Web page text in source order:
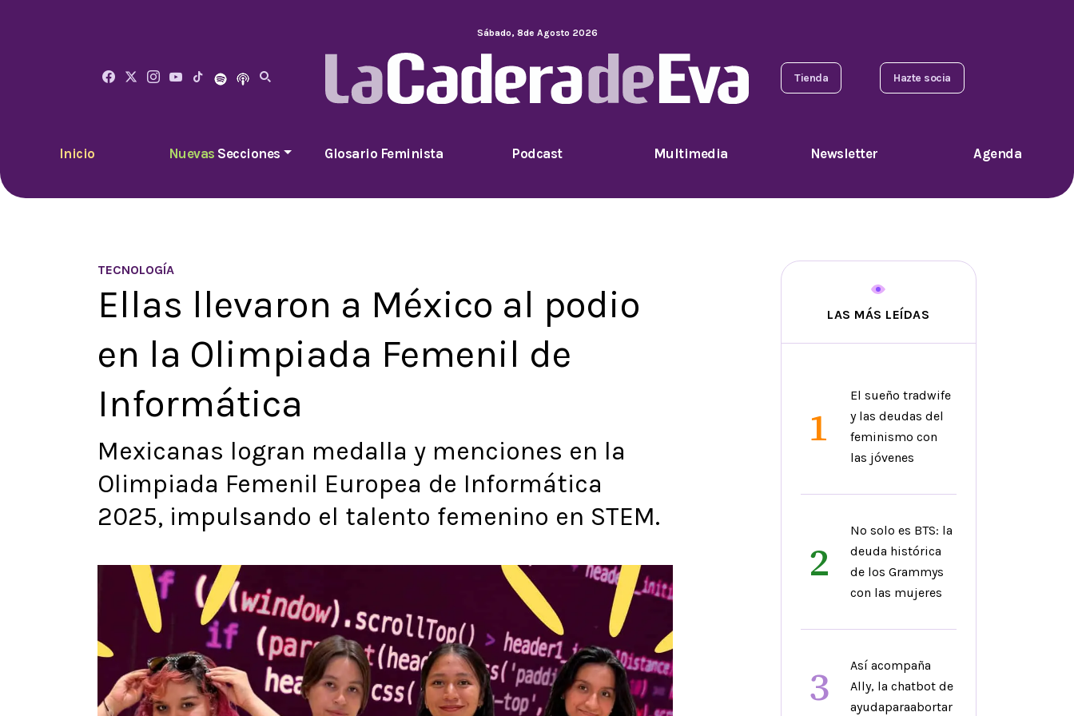
Sábado, 8de Agosto 2026
Tienda Hazte socia
Inicio Nuevas Secciones Glosario Feminista Podcast Multimedia Newsletter Agenda
TECNOLOGÍA
Ellas llevaron a México al podio
en la Olimpiada Femenil de
Informática
Mexicanas logran medalla y menciones en la
Olimpiada Femenil Europea de Informática
2025, impulsando el talento femenino en STEM.
LAS MÁS LEÍDAS
1
El sueño tradwife
y las deudas del
feminismo con
las jóvenes
2
No solo es BTS: la
deuda histórica
de los Grammys
con las mujeres
3
Así acompaña
Ally, la chatbot de
ayudaparaabortar